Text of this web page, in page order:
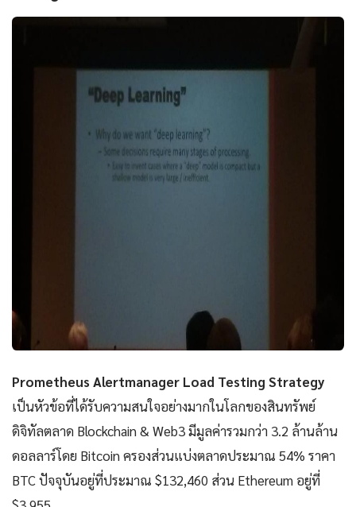
Prometheus Alertmanager Load Testing Strategy
เป็นหัวข้อที่ได้รับความสนใจอย่างมากในโลกของสินทรัพย์
ดิจิทัลตลาด Blockchain & Web3 มีมูลค่ารวมกว่า 3.2 ล้านล้าน
ดอลลาร์โดย Bitcoin ครองส่วนแบ่งตลาดประมาณ 54% ราคา
BTC ปัจจุบันอยู่ที่ประมาณ $132,460 ส่วน Ethereum อยู่ที่